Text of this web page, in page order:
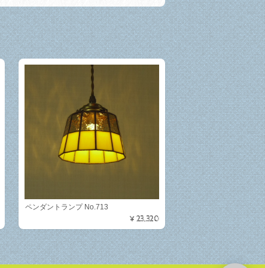
ペンダントランプ No.713
¥23,320